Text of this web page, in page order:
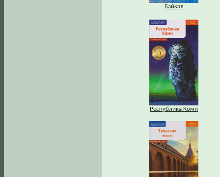
Байкал
Республика Коми